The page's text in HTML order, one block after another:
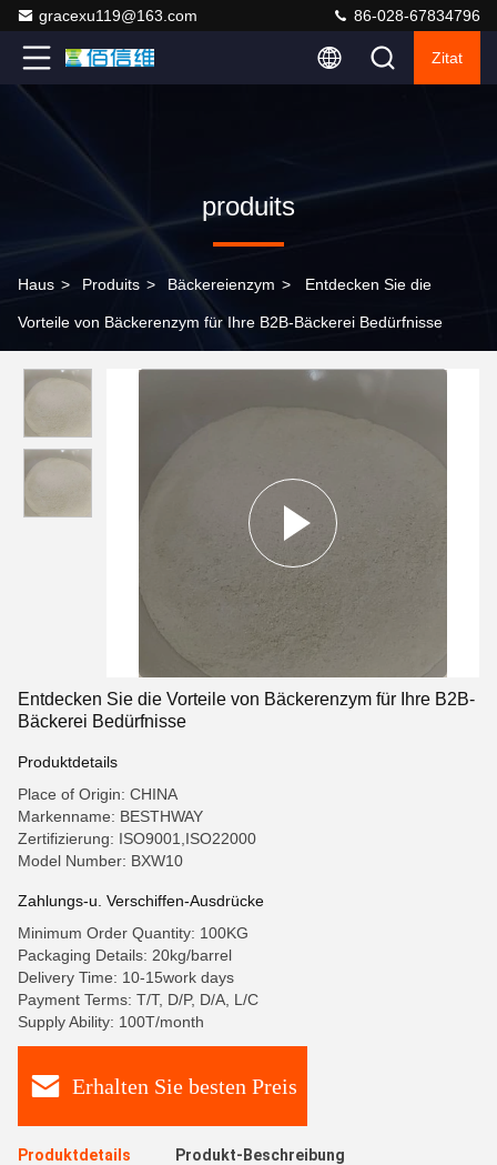
gracexu119@163.com 86-028-67834796
Zitat
produits
Haus > Produits > Bäckereienzym > Entdecken Sie die
Vorteile von Bäckerenzym für Ihre B2B-Bäckerei Bedürfnisse
Entdecken Sie die Vorteile von Bäckerenzym für Ihre B2B-
Bäckerei Bedürfnisse
Produktdetails
Place of Origin: CHINA
Markenname: BESTHWAY
Zertifizierung: ISO9001,ISO22000
Model Number: BXW10
Zahlungs-u. Verschiffen-Ausdrücke
Minimum Order Quantity: 100KG
Packaging Details: 20kg/barrel
Delivery Time: 10-15work days
Payment Terms: T/T, D/P, D/A, L/C
Supply Ability: 100T/month
Erhalten Sie besten Preis
Produktdetails Produkt-Beschreibung